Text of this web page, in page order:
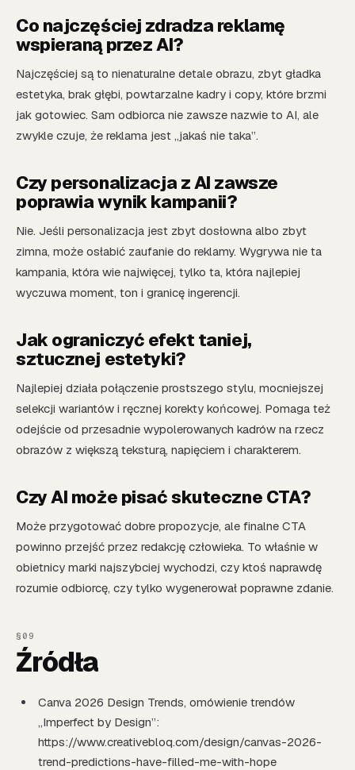
Co najczęściej zdradza reklamę
wspieraną przez AI?
Najczęściej są to nienaturalne detale obrazu, zbyt gładka
estetyka, brak głębi, powtarzalne kadry i copy, które brzmi
jak gotowiec. Sam odbiorca nie zawsze nazwie to AI, ale
zwykle czuje, że reklama jest „jakaś nie taka”.
Czy personalizacja z AI zawsze
poprawia wynik kampanii?
Nie. Jeśli personalizacja jest zbyt dosłowna albo zbyt
zimna, może osłabić zaufanie do reklamy. Wygrywa nie ta
kampania, która wie najwięcej, tylko ta, która najlepiej
wyczuwa moment, ton i granicę ingerencji.
Jak ograniczyć efekt taniej,
sztucznej estetyki?
Najlepiej działa połączenie prostszego stylu, mocniejszej
selekcji wariantów i ręcznej korekty końcowej. Pomaga też
odejście od przesadnie wypolerowanych kadrów na rzecz
obrazów z większą teksturą, napięciem i charakterem.
Czy AI może pisać skuteczne CTA?
Może przygotować dobre propozycje, ale finalne CTA
powinno przejść przez redakcję człowieka. To właśnie w
obietnicy marki najszybciej wychodzi, czy ktoś naprawdę
rozumie odbiorcę, czy tylko wygenerował poprawne zdanie.
Źródła
Canva 2026 Design Trends, omówienie trendów
„Imperfect by Design”:
https://www.creativebloq.com/design/canvas-2026-
trend-predictions-have-filled-me-with-hope